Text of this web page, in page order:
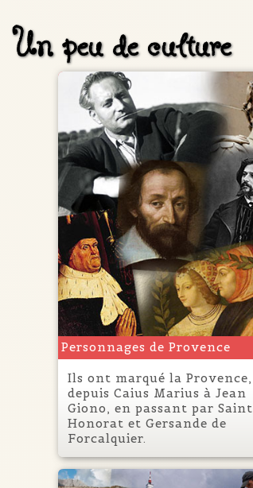
Un peu de culture
Personnages de Provence
Ils ont marqué la Provence,
depuis Caius Marius à Jean
Giono, en passant par Saint
Honorat et Gersande de
Forcalquier.